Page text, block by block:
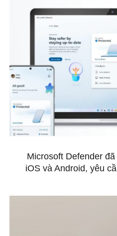
Microsoft Defender
iOS và Android, yêu